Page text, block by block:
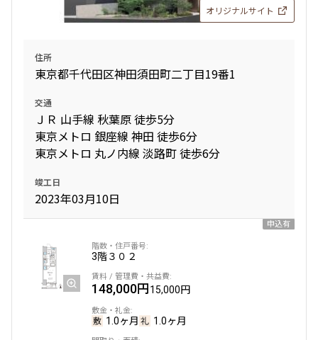
フリーレント付き
間取り
1R〜1K
1DK〜1LDK
2LDK
4LDK〜
専有面積
指定なし
新築
1年以内
3年以内
10年以内
20年以内
30年以内
オリジナルサイト
住所
東京都千代田区神田須田町二丁目19番1
交通
ＪＲ 山手線 秋葉原 徒歩5分
東京メトロ 銀座線 神田 徒歩6分
東京メトロ 丸ノ内線 淡路町 徒歩6分
竣工日
2023年03月10日
申込有
3階３０２
148,000円15,000円
1.0ヶ月 1.0ヶ月